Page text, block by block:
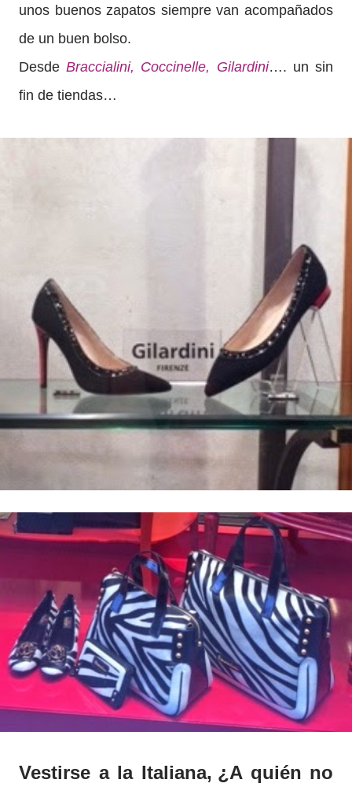
unos buenos zapatos siempre van acompañados
de un buen bolso.
DesdeBraccialini, Coccinelle, Gilardini…. un sin
fin de tiendas…
Vestirse a la Italiana, ¿A quién no